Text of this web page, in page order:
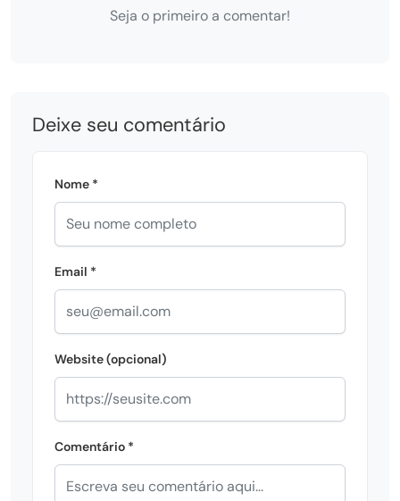
Seja o primeiro a comentar!
Deixe seu comentário
Nome *
Email *
Website (opcional)
Comentário *